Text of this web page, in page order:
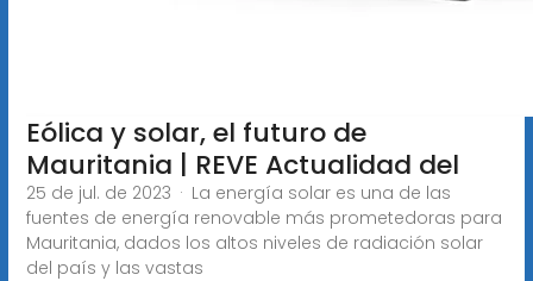
Eólica y solar, el futuro de
Mauritania | REVE Actualidad del
25 de jul. de 2023 · La energía solar es una de las
fuentes de energía renovable más prometedoras para
Mauritania, dados los altos niveles de radiación solar
del país y las vastas